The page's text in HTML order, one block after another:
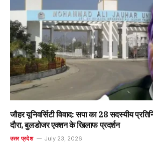
जौहर यूनिवर्सिटी विवाद: सपा का 28 सदस्यीय
दौरा, बुलडोजर एक्शन के खिलाफ प्रदर्शन
उत्तर प्रदेश July 23, 2026